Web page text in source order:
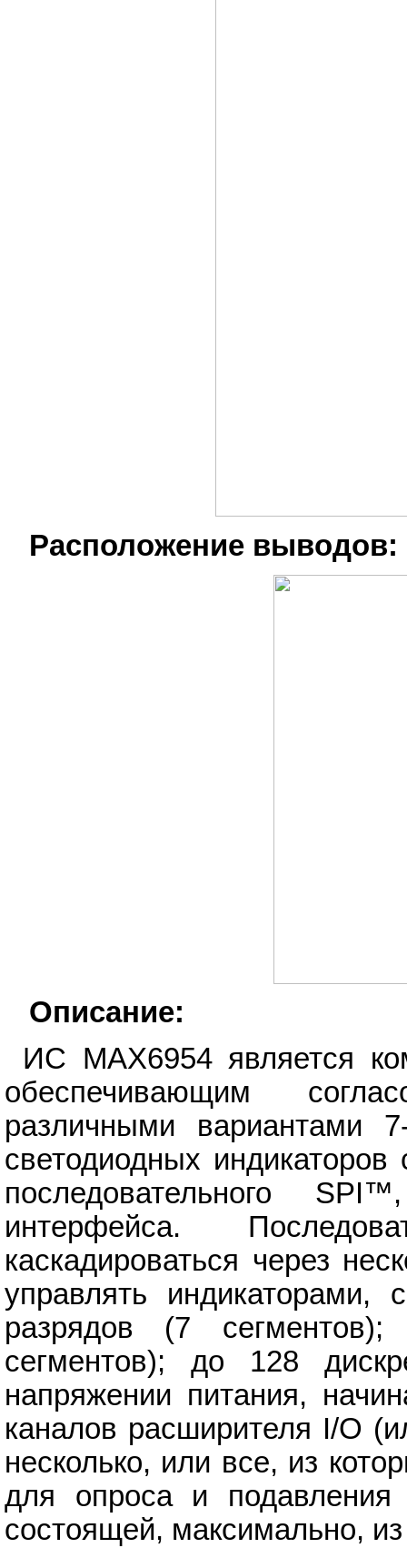
Расположение выводов:
Описание:
ИС MAX6954 является
обеспечивающим
различными вариантами
светодиодных
последовательного
интерфейса.
каскадироваться через
управлять
разрядов (7
сегментов); до 128
напряжении питания,
каналов расширителя I/O
несколько, или все, из
для опроса и подавления
состоящей, максимально,